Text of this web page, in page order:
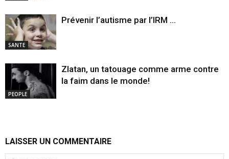
SANTE
Prévenir l’autisme par l’IRM …
PEOPLE
Zlatan, un tatouage comme arme contre
la faim dans le monde!
LAISSER UN COMMENTAIRE